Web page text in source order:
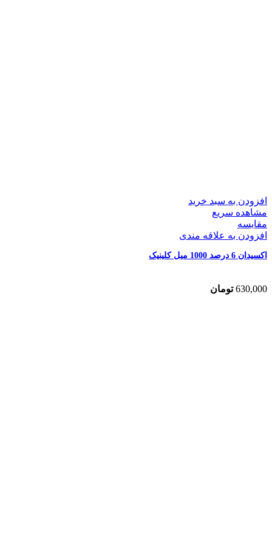
افزودن به سبد خرید
مشاهده سریع
مقایسه
افزودن به علاقه مندی
اکسیدان 6 درصد 1000 میل کلینیک
630,000 تومان